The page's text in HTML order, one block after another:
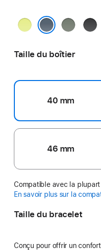
Jaune
Gris
Noir
Taille du boîtier
40 mm
46 mm
Compatible avec la plupart
En savoir plus sur la
Taille du bracelet
Conçu pour offrir un